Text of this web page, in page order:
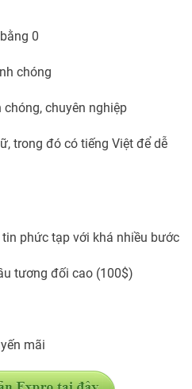
0
chóng
chóng, chuyên nghiệp
trong đó có tiếng Việt để dễ
phức tạp với khá nhiều bước
tương đối cao (100$)
mãi